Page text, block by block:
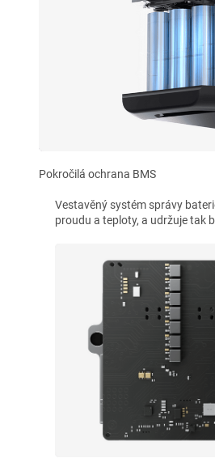
Pokročilá ochrana BMS
Vestavěný systém správy
proudu a teploty, a udržuje tak